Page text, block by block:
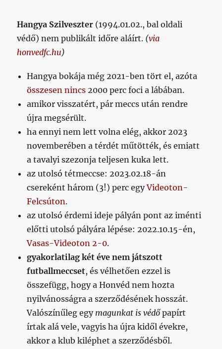
Hangya Szilveszter (1994.01.02., bal oldali
védő) nem publikált időre aláírt. (via
honvedfc.hu)
Hangya bokája még 2021-ben tört el, azóta
összesen nincs 2000 perc foci a lábában.
amikor visszatért, pár meccs után rendre
újra megsérült.
ha ennyi nem lett volna elég, akkor 2023
novemberében a térdét műtötték, és emiatt
a tavalyi szezonja teljesen kuka lett.
az utolsó tétmeccse: 2023.02.18-án
csereként három (3!) perc egyVideoton-
Felcsúton.
az utolsó érdemi ideje pályán pont az iménti
előtti utolsó pályára lépése: 2022.10.15-én,
Vasas-Videoton 2-0.
gyakorlatilag két éve nem játszott
futballmeccset, és vélhetően ezzel is
összefügg, hogy a Honvéd nem hozta
nyilvánosságra a szerződésének hosszát.
Valószínűleg egy magunkat is védőpapírt
írtak alá vele, vagyis ha újra kidől évekre,
akkor a klub kiléphet a szerződésből.